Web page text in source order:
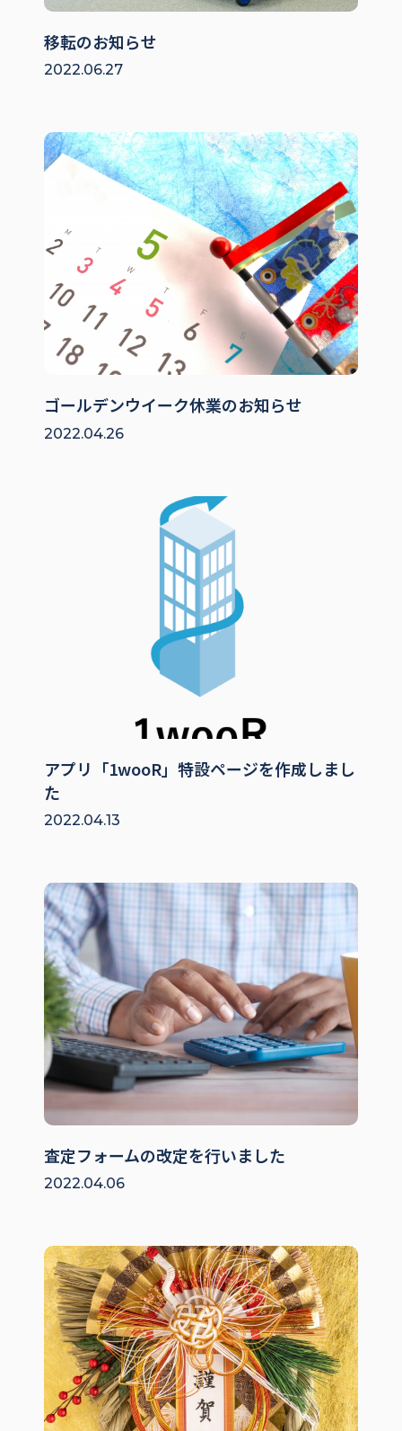
移転のお知らせ
2022.06.27
ゴールデンウイーク休業のお知らせ
2022.04.26
アプリ「1wooR」特設ページを作成しまし
た
2022.04.13
査定フォームの改定を行いました
2022.04.06